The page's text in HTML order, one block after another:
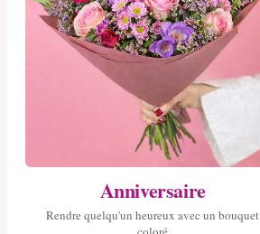
Anniversaire
Rendre quelqu'un heureux avec un bouquet